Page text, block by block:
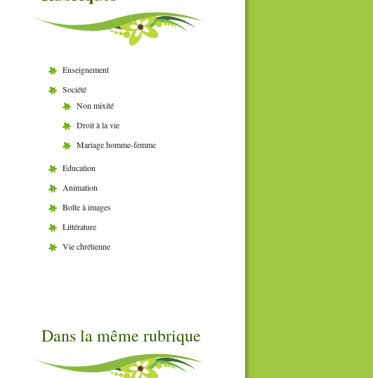
Enseignement
Société
Non mixité
Droit à la vie
Mariage homme-femme
Education
Animation
Boîte à images
Littérature
Vie chrétienne
Dans la même rubrique